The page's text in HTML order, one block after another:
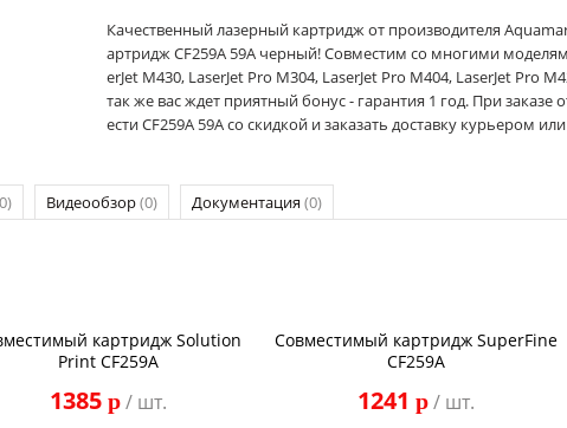
Качественный лазерный картридж от производителя
артридж CF259A 59A черный! Совместим со многими
erJet M430, LaserJet Pro M304, LaserJet Pro M404, LaserJet Pro
так же вас ждет приятный бонус - гарантия 1 год. При
ести CF259A 59A со скидкой и заказать доставку курьером
Видеообзор(0) Документация (0)
картридж Solution
Print CF259A
1385 p/ шт.
Совместимый картридж SuperFine
CF259A
1241 p/ шт.